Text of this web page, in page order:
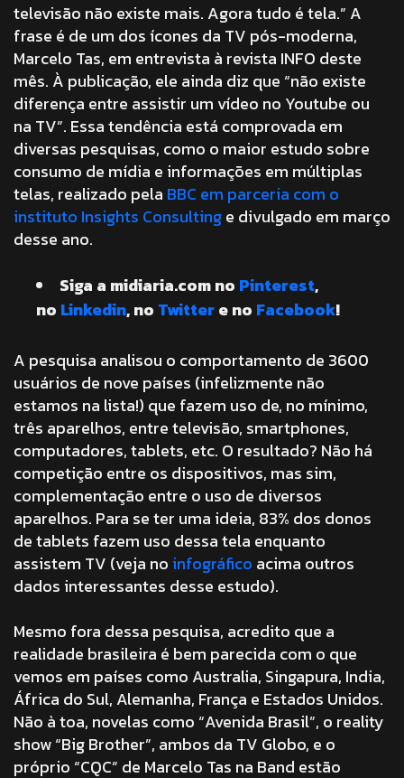
televisão não existe mais. Agora tudo é tela.” A
frase é de um dos ícones da TV pós-moderna,
Marcelo Tas, em entrevista à revista INFO deste
mês. À publicação, ele ainda diz que “não existe
diferença entre assistir um vídeo no Youtube ou
na TV”. Essa tendência está comprovada em
diversas pesquisas, como o maior estudo sobre
consumo de mídia e informações em múltiplas
telas, realizado pela BBC em parceria com o
instituto Insights Consultinge divulgado em março
desse ano.
Siga a midiaria.com no Pinterest,
no Linkedin, no Twittere no Facebook!
A pesquisa analisou o comportamento de 3600
usuários de nove países (infelizmente não
estamos na lista!) que fazem uso de, no mínimo,
três aparelhos, entre televisão, smartphones,
computadores, tablets, etc. O resultado? Não há
competição entre os dispositivos, mas sim,
complementação entre o uso de diversos
aparelhos. Para se ter uma ideia, 83% dos donos
de tablets fazem uso dessa tela enquanto
assistem TV (veja no infográfico acima outros
dados interessantes desse estudo).
Mesmo fora dessa pesquisa, acredito que a
realidade brasileira é bem parecida com o que
vemos em países como Australia, Singapura, India,
África do Sul, Alemanha, França e Estados Unidos.
Não à toa, novelas como “Avenida Brasil”, o reality
show “Big Brother”, ambos da TV Globo, e o
próprio “CQC” de Marcelo Tas na Band estão